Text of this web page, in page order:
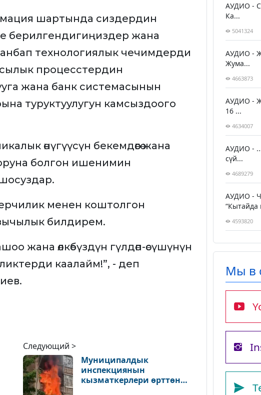
шартында сиздердин
берилгендигиңиздер жана
технологиялык чечимдерди
процесстердин
жана банк системасынын
туруктуулугун камсыздоого
өнүгүүсүн бекемдөөгө жана
болгон ишенимин
менен коштолгон
билдирем.
жана өлкөбүздүн гүлдөп-өсүшүнүн
каалайм!”, - деп
Следующий >
Муниципалдык
инспекциянын
кызматкерлери өрттөн
АУДИО -
Ка...
5041324
АУДИО -
Жума...
4663873
АУДИО -
16 ...
4634007
АУДИО -
сүй...
4689279
АУДИО -
“Кытайда
4593820
Мы в